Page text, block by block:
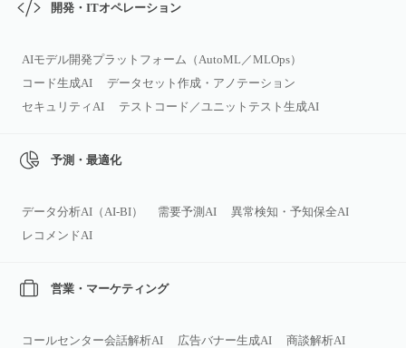
開発・ITオペレーション
AIモデル開発プラットフォーム（AutoML／MLOps）
コード生成AI
データセット作成・アノテーション
セキュリティAI
テストコード／ユニットテスト生成AI
予測・最適化
データ分析AI（AI‑BI） 需要予測AI
異常検知・予知保全AI
レコメンドAI
営業・マーケティング
コールセンター会話解析AI 広告バナー生成AI
商談解析AI